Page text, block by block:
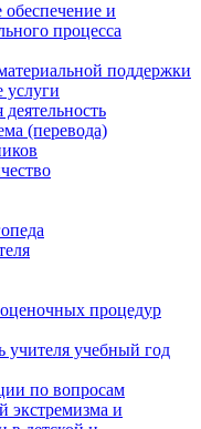
обеспечение и
процесса
поддержки
услуги
(перевода)
процедур
учителя учебный год
по вопросам
экстремизма и